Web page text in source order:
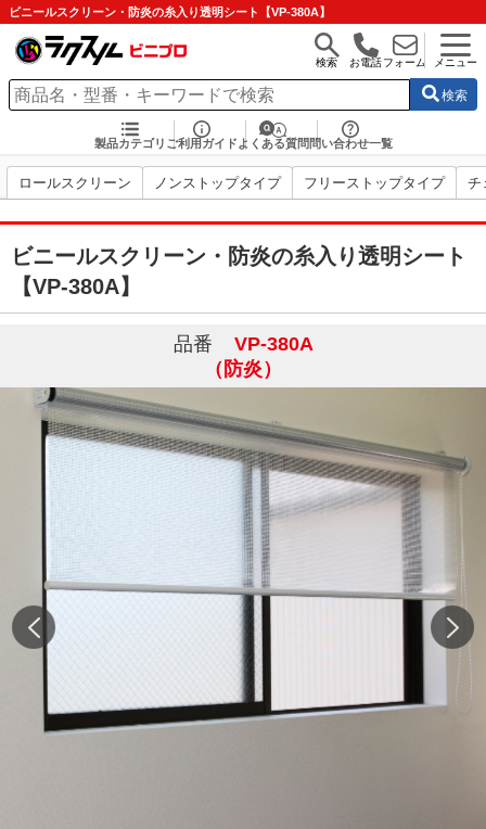
ビニールスクリーン・防炎の糸入り透明シート【VP-380A】
検索 お電話フォーム メニュー
検索
製品カテゴリ ご利用ガイド よくある質問 問い合わせ一覧
ロールスクリーン ノンストップタイプ フリーストップタイプ チ
ビニールスクリーン・防炎の糸入り透明シート
【VP-380A】
品番
VP-380A
（防炎）